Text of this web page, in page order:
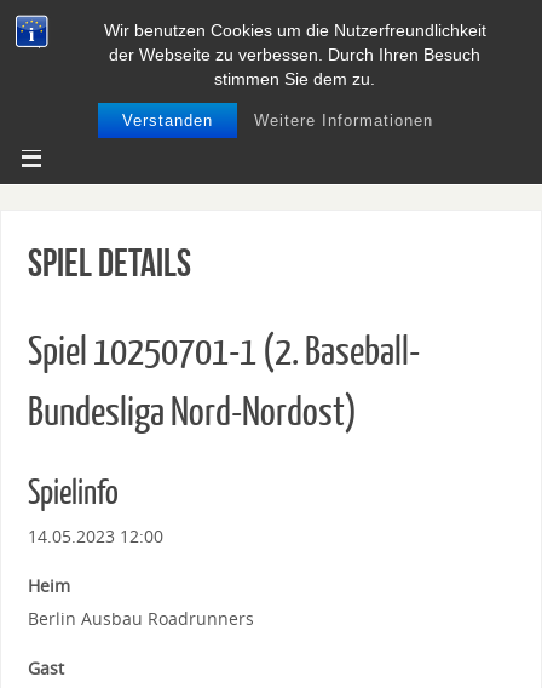
Wir benutzen Cookies um die Nutzerfreundlichkeit
der Webseite zu verbessen. Durch Ihren Besuch
stimmen Sie dem zu.
Verstanden Weitere Informationen
BASEBALL UND SOFTBALL IN
NIEDERSACHSEN
Spiel Details
Spiel 10250701-1 (2. Baseball-
Bundesliga Nord-Nordost)
Spielinfo
14.05.2023 12:00
Heim
Berlin Ausbau Roadrunners
Gast